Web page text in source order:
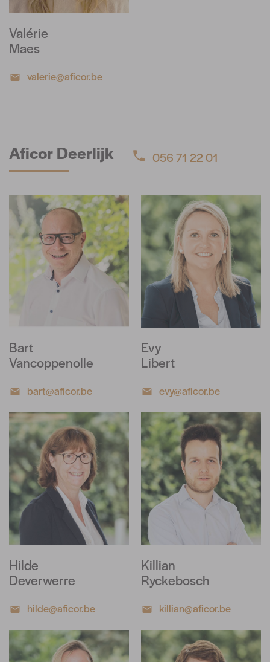
Valérie
Maes
valerie@aficor.be
Aficor Deerlijk 056 71 22 01
Bart
Vancoppenolle
bart@aficor.be
Evy
Libert
evy@aficor.be
Hilde
Deverwerre
hilde@aficor.be
Killian
Ryckebosch
killian@aficor.be